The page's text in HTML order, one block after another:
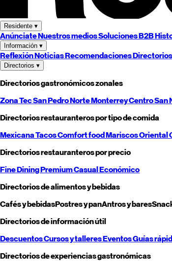
Residente ▾
AnúnciateNuestros mediosSoluciones B2B
Información ▾
ReflexiónNoticiasRecomendacionesDirectorios
Directorios ▾
Directorios gastronómicos zonales
Zona TecSan PedroNorteMonterreyCentroSan
Directorios restauranteros por tipo de comida
MexicanaTacosComfort foodMariscosOriental
Directorios restauranteros por precio
Fine DiningPremiumCasualEconómico
Directorios de alimentos y bebidas
Cafés y bebidasPostres y panAntros y bares
Directorios de información útil
DescuentosCursos y talleresEventosGuías
Directorios de experiencias gastronómicas